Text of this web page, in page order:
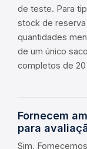
de teste. Para
stock de
quantidades
de um único
completos de
Fornecem
para
Sim.